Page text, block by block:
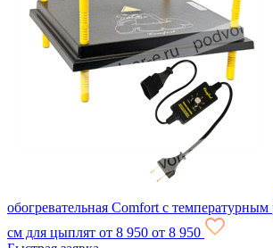
обогревательная Comfort с температурным
см для цыплят от 8 950 от 8 950